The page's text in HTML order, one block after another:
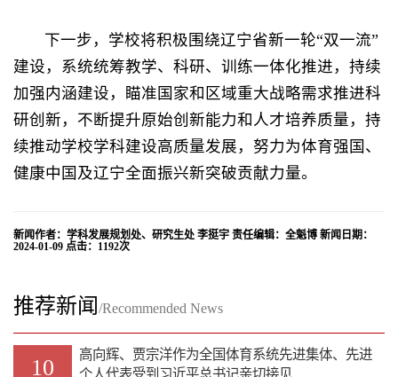
下一步，学校将积极围绕辽宁省新一轮“双一流”
建设，系统统筹教学、科研、训练一体化推进，持续
加强内涵建设，瞄准国家和区域重大战略需求推进科
研创新，不断提升原始创新能力和人才培养质量，持
续推动学校学科建设高质量发展，努力为体育强国、
健康中国及辽宁全面振兴新突破贡献力量。
新闻作者：学科发展规划处、研究生处 李挺宇 责任编辑：全魁博 新闻日期：
2024-01-09 点击： 1192次
推荐新闻 /Recommended News
10
高向辉、贾宗洋作为全国体育系统先进集体、先进
个人代表受到习近平总书记亲切接见